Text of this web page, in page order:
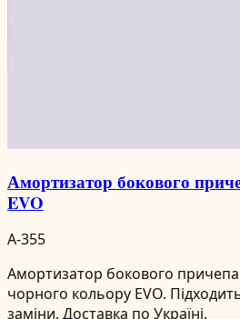
Амортизатор бокового
EVO
A-355
Амортизатор бокового
чорного кольору EVO.
заміни. Доставка по Україні.